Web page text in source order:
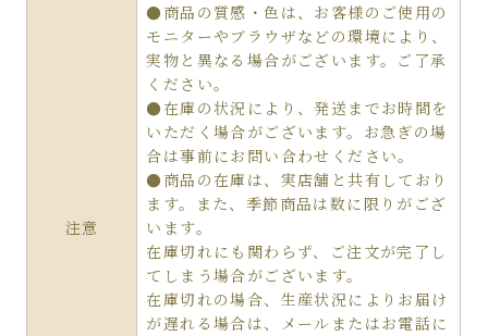
注意
●商品の質感・色は、お客様のご使用の
モニターやブラウザなどの環境により、
実物と異なる場合がございます。ご了承
ください。
●在庫の状況により、発送までお時間を
いただく場合がございます。お急ぎの場
合は事前にお問い合わせください。
●商品の在庫は、実店舗と共有しており
ます。また、季節商品は数に限りがござ
います。
在庫切れにも関わらず、ご注文が完了し
てしまう場合がございます。
在庫切れの場合、生産状況によりお届け
が遅れる場合は、メールまたはお電話に